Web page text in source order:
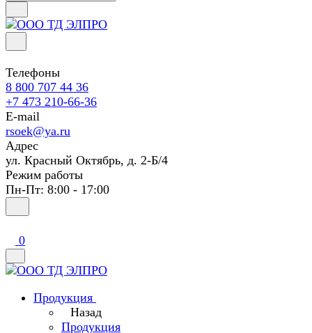
Телефоны
8 800 707 44 36
+7 473 210-66-36
E-mail
rsoek@ya.ru
Адрес
ул. Красный Октябрь, д. 2-Б/4
Режим работы
Пн-Пт: 8:00 - 17:00
0
Продукция
Назад
Продукция